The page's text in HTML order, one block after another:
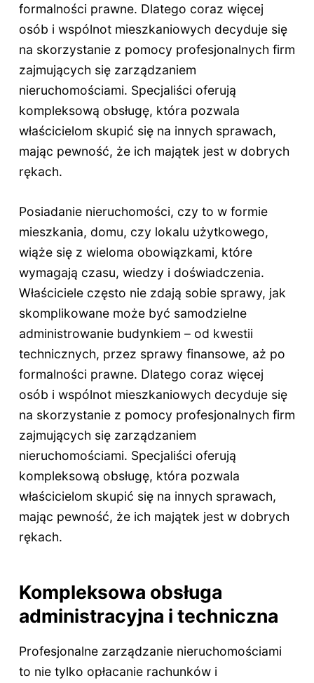
formalności prawne. Dlatego coraz więcej
osób i wspólnot mieszkaniowych decyduje się
na skorzystanie z pomocy profesjonalnych firm
zajmujących się zarządzaniem
nieruchomościami. Specjaliści oferują
kompleksową obsługę, która pozwala
właścicielom skupić się na innych sprawach,
mając pewność, że ich majątek jest w dobrych
rękach.
Posiadanie nieruchomości, czy to w formie
mieszkania, domu, czy lokalu użytkowego,
wiąże się z wieloma obowiązkami, które
wymagają czasu, wiedzy i doświadczenia.
Właściciele często nie zdają sobie sprawy, jak
skomplikowane może być samodzielne
administrowanie budynkiem – od kwestii
technicznych, przez sprawy finansowe, aż po
formalności prawne. Dlatego coraz więcej
osób i wspólnot mieszkaniowych decyduje się
na skorzystanie z pomocy profesjonalnych firm
zajmujących się zarządzaniem
nieruchomościami. Specjaliści oferują
kompleksową obsługę, która pozwala
właścicielom skupić się na innych sprawach,
mając pewność, że ich majątek jest w dobrych
rękach.
Kompleksowa obsługa
administracyjna i techniczna
Profesjonalne zarządzanie nieruchomościami
to nie tylko opłacanie rachunków i